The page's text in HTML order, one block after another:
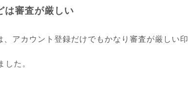
審査が厳しい
ウント登録だけでもかなり審査が厳しい
た。